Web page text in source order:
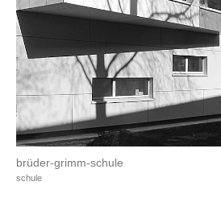
brüder-grimm-schule
schule